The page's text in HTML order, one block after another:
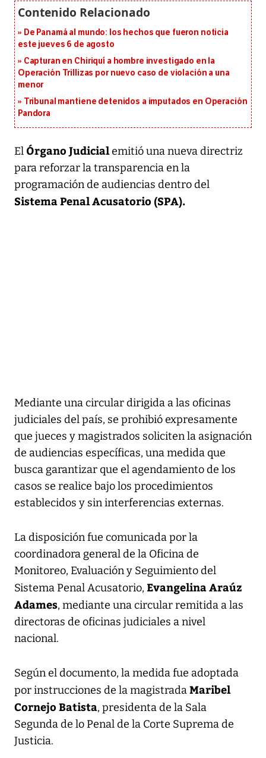
De Panamá al mundo: los hechos que fueron noticia
este jueves 6 de agosto
Capturan en Chiriquí a hombre investigado en la
Operación Trillizas por nuevo caso de violación a una
menor
Tribunal mantiene detenidos a imputados en Operación
Pandora
El Órgano Judicialemitió una nueva directriz
para reforzar la transparencia en la
programación de audiencias dentro del
Sistema Penal Acusatorio (SPA).
Mediante una circular dirigida a las oficinas
judiciales del país, se prohibió expresamente
que jueces y magistrados soliciten la asignación
de audiencias específicas, una medida que
busca garantizar que el agendamiento de los
casos se realice bajo los procedimientos
establecidos y sin interferencias externas.
La disposición fue comunicada por la
coordinadora general de la Oficina de
Monitoreo, Evaluación y Seguimiento del
Sistema Penal Acusatorio, Evangelina Araúz
Adames, mediante una circular remitida a las
directoras de oficinas judiciales a nivel
nacional.
Según el documento, la medida fue adoptada
por instrucciones de la magistradaMaribel
Cornejo Batista, presidenta de la Sala
Segunda de lo Penal de la Corte Suprema de
Justicia.